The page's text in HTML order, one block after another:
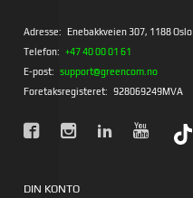
Adresse: Enebakkveien 307, 1188 Oslo
Telefon: +47 40 00 01 61
E-post: support@greencom.no
Foretaksregisteret: 928069249MVA
DIN KONTO